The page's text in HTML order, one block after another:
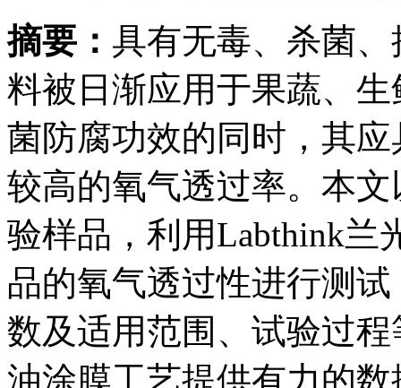
摘要： 具有无毒、杀菌
料被日渐应用于果蔬、
菌防腐功效的同时，其
较高的氧气透过率。本
验样品，利用Labthink兰
品的氧气透过性进行测
数及适用范围、试验过
油涂膜工艺提供有力的